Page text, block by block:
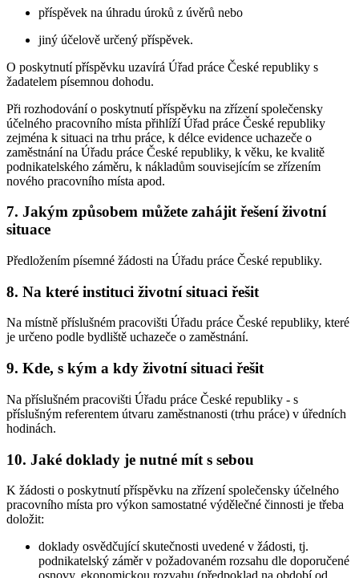
příspěvek na úhradu úroků z úvěrů nebo
jiný účelově určený příspěvek.
O poskytnutí příspěvku uzavírá Úřad práce České republiky s
žadatelem písemnou dohodu.
Při rozhodování o poskytnutí příspěvku na zřízení společensky
účelného pracovního místa přihlíží Úřad práce České republiky
zejména k situaci na trhu práce, k délce evidence uchazeče o
zaměstnání na Úřadu práce České republiky, k věku, ke kvalitě
podnikatelského záměru, k nákladům souvisejícím se zřízením
nového pracovního místa apod.
7. Jakým způsobem můžete zahájit řešení životní
situace
Předložením písemné žádosti na Úřadu práce České republiky.
8. Na které instituci životní situaci řešit
Na místně příslušném pracovišti Úřadu práce České republiky, které
je určeno podle bydliště uchazeče o zaměstnání.
9. Kde, s kým a kdy životní situaci řešit
Na příslušném pracovišti Úřadu práce České republiky - s
příslušným referentem útvaru zaměstnanosti (trhu práce) v úředních
hodinách.
10. Jaké doklady je nutné mít s sebou
K žádosti o poskytnutí příspěvku na zřízení společensky účelného
pracovního místa pro výkon samostatné výdělečné činnosti je třeba
doložit:
doklady osvědčující skutečnosti uvedené v žádosti, tj.
podnikatelský záměr v požadovaném rozsahu dle doporučené